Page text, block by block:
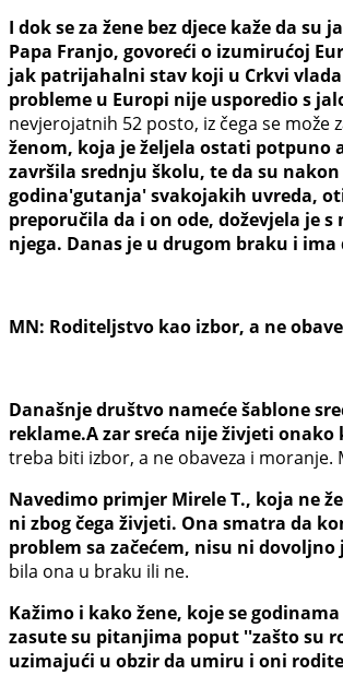
I dok se za žene bez djece kaže da
Papa Franjo, govoreći o izumirućoj
jak patrijahalni stav koji u Crkvi
probleme u Europi nije usporedio s
nevjerojatnih 52 posto, iz čega se
ženom, koja je željela ostati potpuno
završila srednju školu, te da su
godina'gutanja' svakojakih uvreda,
preporučila da i on ode, doževjela je
njega. Danas je u drugom braku i
MN: Roditeljstvo kao izbor, a ne
Današnje društvo nameće šablone
reklame.A zar sreća nije živjeti
treba biti izbor, a ne obaveza i
Navedimo primjer Mirele T., koja ne
ni zbog čega živjeti. Ona smatra da
problem sa začećem, nisu ni
bila ona u braku ili ne.
Kažimo i kako žene, koje se
zasute su pitanjima poput ''zašto su
uzimajući u obzir da umiru i oni